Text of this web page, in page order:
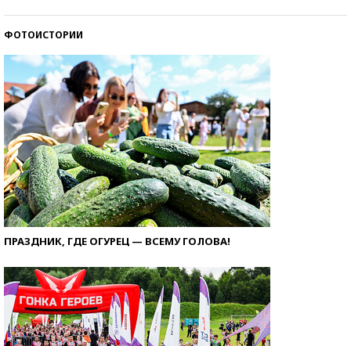
ФОТОИСТОРИИ
ПРАЗДНИК, ГДЕ ОГУРЕЦ — ВСЕМУ ГОЛОВА!